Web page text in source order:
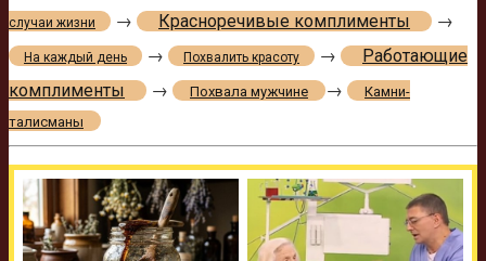
случаи жизни → Красноречивые комплименты →
На каждый день → Похвалить красоту →
Работающие
комплименты
→ Похвала мужчине →
Камни-
талисманы